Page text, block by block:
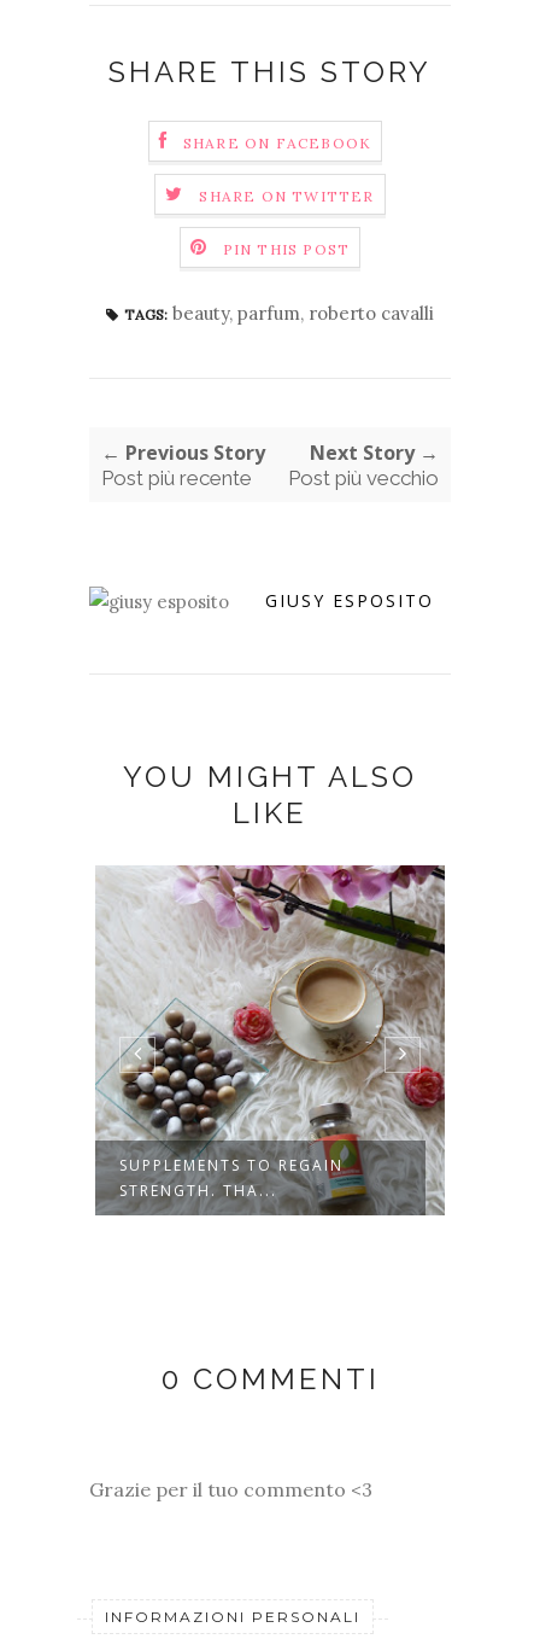
SHARE THIS STORY
SHARE ON FACEBOOK
SHARE ON TWITTER
PIN THIS POST
TAGS: beauty, parfum, roberto cavalli
← Previous Story
Post più recente
Next Story →
Post più vecchio
GIUSY ESPOSITO
YOU MIGHT ALSO
LIKE
SUPPLEMENTS TO REGAIN
STRENGTH. THA...
0 COMMENTI
Grazie per il tuo commento <3
INFORMAZIONI PERSONALI